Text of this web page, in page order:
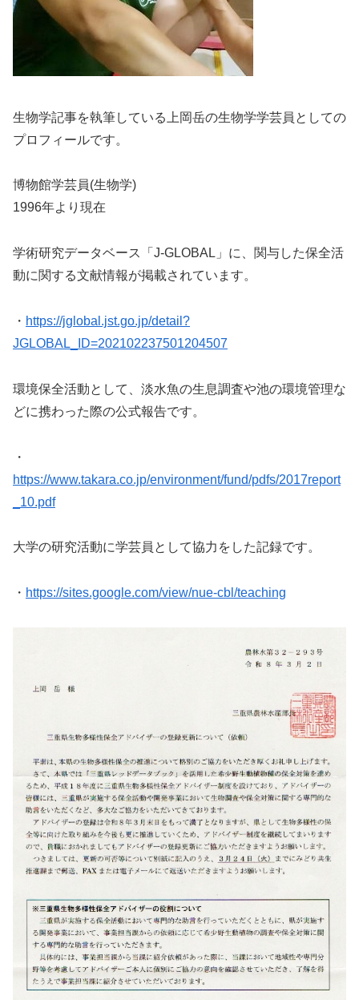
生物学記事を執筆している上岡岳の生物学学芸員としての
プロフィールです。
博物館学芸員(生物学)
1996年より現在
学術研究データベース「J-GLOBAL」に、関与した保全活
動に関する文献情報が掲載されています。
・ https://jglobal.jst.go.jp/detail?
JGLOBAL_ID=202102237501204507
環境保全活動として、淡水魚の生息調査や池の環境管理な
どに携わった際の公式報告です。
・
https://www.takara.co.jp/environment/fund/pdfs/2017report
_10.pdf
大学の研究活動に学芸員として協力をした記録です。
・ https://sites.google.com/view/nue-cbl/teaching